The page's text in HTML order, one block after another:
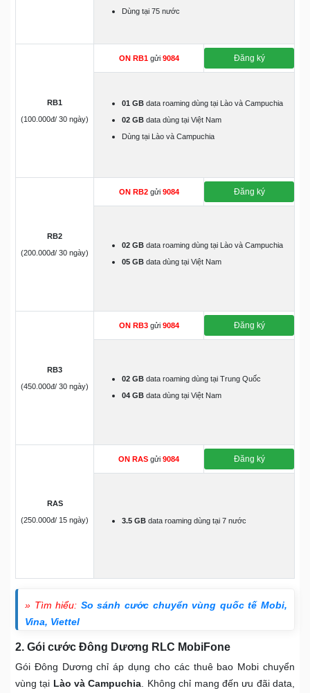
Dùng tại 75 nước
RB1
(100.000đ/ 30 ngày)
ON RB1gửi 9084 Đăng ký
01 GB data roaming dùng tại Lào và Campuchia
02 GB data dùng tại Việt Nam
Dùng tại Lào và Campuchia
RB2
(200.000đ/ 30 ngày)
ON RB2gửi 9084 Đăng ký
02 GB data roaming dùng tại Lào và Campuchia
05 GB data dùng tại Việt Nam
RB3
(450.000đ/ 30 ngày)
ON RB3gửi 9084 Đăng ký
02 GB data roaming dùng tại Trung Quốc
04 GB data dùng tại Việt Nam
RAS
(250.000đ/ 15 ngày)
ON RAS gửi 9084 Đăng ký
3.5 GB data roaming dùng tại 7 nước
» Tìm hiểu: So sánh cước chuyển vùng quốc tế Mobi,
Vina, Viettel
2. Gói cước Đông Dương RLC MobiFone
Gói Đông Dương chỉ áp dụng cho các thuê bao Mobi chuyển
vùng tại Lào và Campuchia . Không chỉ mang đến ưu đãi data,